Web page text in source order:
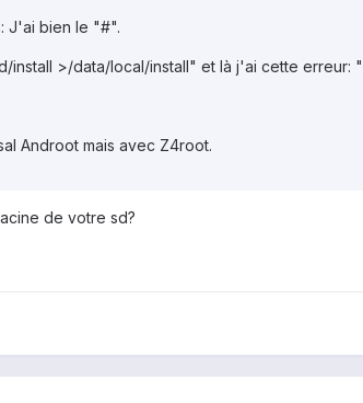
J'ai bien le "#".
>/data/local/install" et là j'ai cette erreur:
Androot mais avec Z4root.
de votre sd?